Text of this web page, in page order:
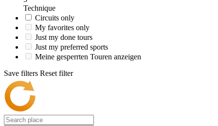
Technique
Circuits only
My favorites only
Just my done tours
Just my preferred sports
Meine gesperrten Touren anzeigen
Save filters Reset filter